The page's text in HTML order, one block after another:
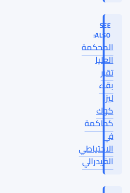
SEE
ALSO:
المحكمة
العليا
تقرر
بقاء
ليزا
كوك
كحاكمة
في
الاحتياطي
الفيدرالي